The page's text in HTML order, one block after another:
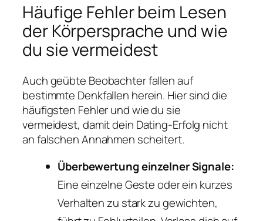
Häufige Fehler beim Lesen
der Körpersprache und wie
du sie vermeidest
Auch geübte Beobachter fallen auf
bestimmte Denkfallen herein. Hier sind die
häufigsten Fehler und wie du sie
vermeidest, damit dein Dating-Erfolg nicht
an falschen Annahmen scheitert.
Überbewertung einzelner Signale:
Eine einzelne Geste oder ein kurzes
Verhalten zu stark zu gewichten,